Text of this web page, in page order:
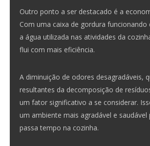
Outro ponto a ser destacado é a
Com uma caixa de gordura
a água utilizada nas atividades da
flui com mais eficiência.
A diminuição de odores desagradáveis,
resultantes da decomposição de
um fator significativo a se considerar.
um ambiente mais agradável e saudável
passa tempo na cozinha.